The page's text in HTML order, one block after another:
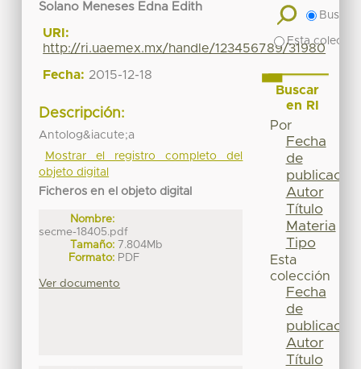
Solano Meneses Edna Edith
URI:
http://ri.uaemex.mx/handle/123456789/31980
Fecha: 2015-12-18
Descripción:
Antolog&iacute;a
Mostrar el registro completo del
objeto digital
Ficheros en el objeto digital
Nombre:
secme-18405.pdf
Tamaño: 7.804Mb
Formato: PDF
Ver documento
Buscar
Esta
Buscar
en RI
Por
Fecha
de
publicación
Autor
Título
Materia
Tipo
Esta
colección
Fecha
de
publicación
Autor
Título